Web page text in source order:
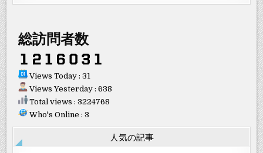
総訪問者数
Views Today : 31
Views Yesterday : 638
Total views : 3224768
Who's Online : 3
人気の記事